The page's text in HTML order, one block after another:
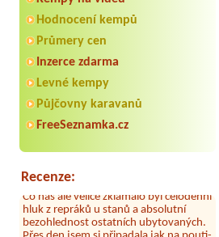
Hodnocení kempů
Průmery cen
Inzerce zdarma
Levné kempy
Půjčovny karavanů
FreeSeznamka.cz
Recenze:
Aneta Melicharová
Byli jsme zde v týdnu od 25.7. do 1.8.
2026. Kemp jako takový je pěkný. V
doplněný papír i utěrky, což při
samozřejmost. V kempu je obchod a
Co nás ale velice zklamalo byl celodenní
hluk z repráků u stanů a absolutní
bezohlednost ostatních ubytovaných.
Přes den jsem si připadala jak na pouti-
z každého koutu hrála jiná